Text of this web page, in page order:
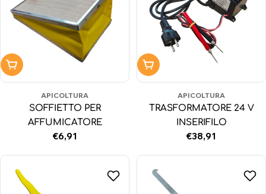
Aggiungi al carrello
APICOLTURA
SOFFIETTO PER
AFFUMICATORE
Prezzo
€6,91
Aggiungi al carrello
APICOLTURA
TRASFORMATORE 24 V
INSERIFILO
Prezzo
€38,91